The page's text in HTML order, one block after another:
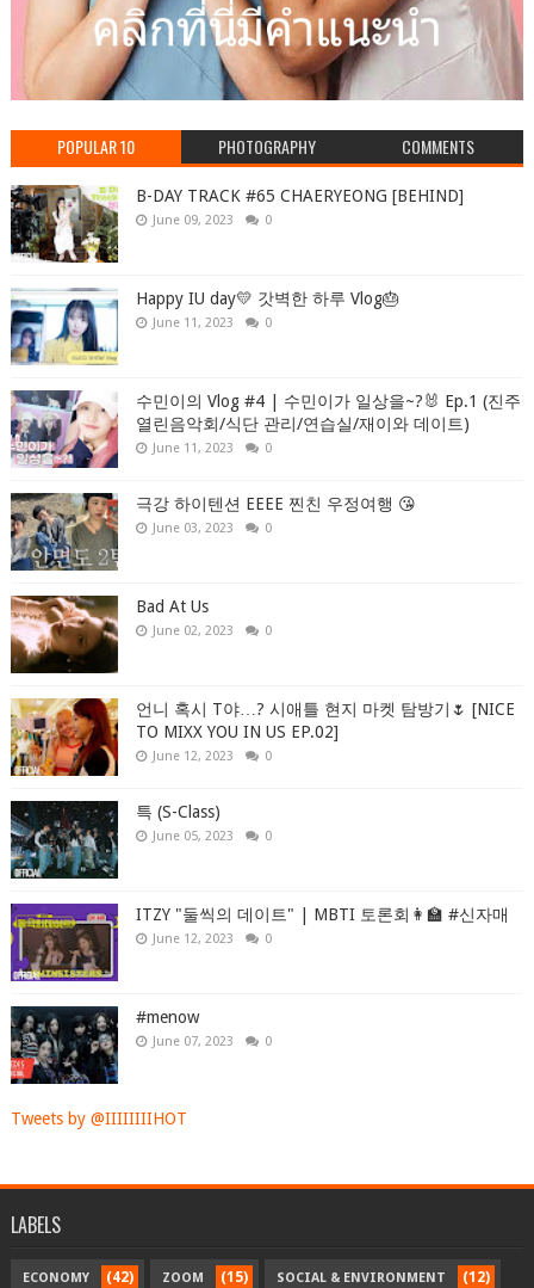
POPULAR 10 PHOTOGRAPHY COMMENTS
B-DAY TRACK #65 CHAERYEONG [BEHIND]
June 09, 2023 0
Happy IU day💛 갓벽한 하루 Vlog🎂
June 11, 2023 0
수민이의 Vlog #4 | 수민이가 일상을~?🐰 Ep.1 (진주
열린음악회/식단 관리/연습실/재이와 데이트)
June 11, 2023 0
극강 하이텐션 EEEE 찐친 우정여행 😘
June 03, 2023 0
Bad At Us
June 02, 2023 0
언니 혹시 T야…? 시애틀 현지 마켓 탐방기🌷 [NICE
TO MIXX YOU IN US EP.02]
June 12, 2023 0
특 (S-Class)
June 05, 2023 0
ITZY "둘씩의 데이트" | MBTI 토론회👩‍🏫 #신자매
June 12, 2023 0
#menow
June 07, 2023 0
Tweets by @IIIIIIIIHOT
LABELS
ECONOMY (42) ZOOM (15) SOCIAL & ENVIRONMENT (12)